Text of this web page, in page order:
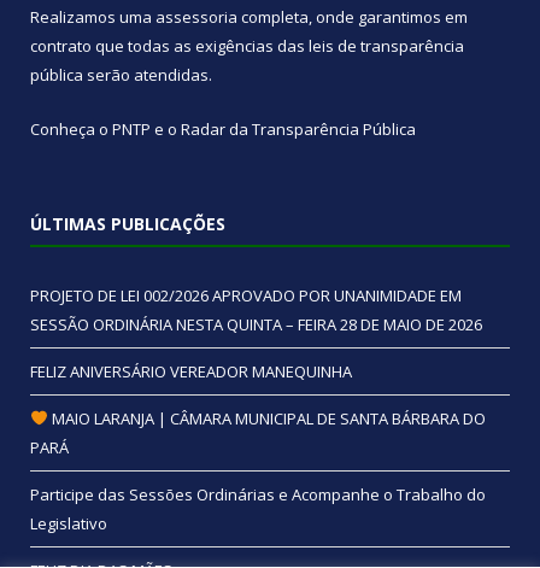
Realizamos uma assessoria completa, onde garantimos em
contrato que todas as exigências das leis de transparência
pública serão atendidas.
Conheça o PNTP e o Radar da Transparência Pública
ÚLTIMAS PUBLICAÇÕES
PROJETO DE LEI 002/2026 APROVADO POR UNANIMIDADE EM
SESSÃO ORDINÁRIA NESTA QUINTA – FEIRA 28 DE MAIO DE 2026
FELIZ ANIVERSÁRIO VEREADOR MANEQUINHA
MAIO LARANJA | CÂMARA MUNICIPAL DE SANTA BÁRBARA DO
PARÁ
Participe das Sessões Ordinárias e Acompanhe o Trabalho do
Legislativo